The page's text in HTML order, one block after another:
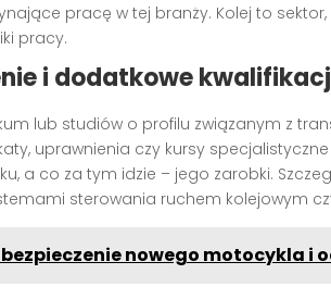
pracę w tej branży. Kolej to
pracy.
i dodatkowe
lub studiów o profilu związanym z
uprawnienia czy kursy
a co za tym idzie – jego zarobki.
sterowania ruchem kolejowym
nowego motocykla i